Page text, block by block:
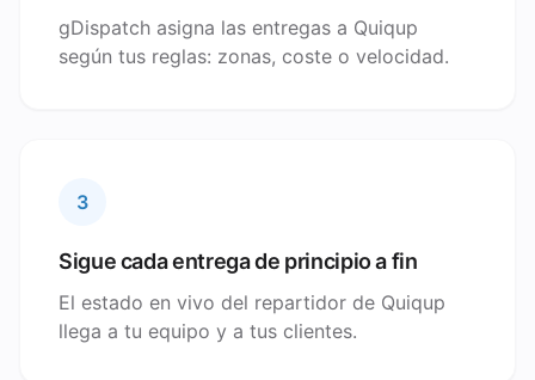
gDispatch asigna las entregas a Quiqup
según tus reglas: zonas, coste o velocidad.
3
Sigue cada entrega de principio a fin
El estado en vivo del repartidor de Quiqup
llega a tu equipo y a tus clientes.